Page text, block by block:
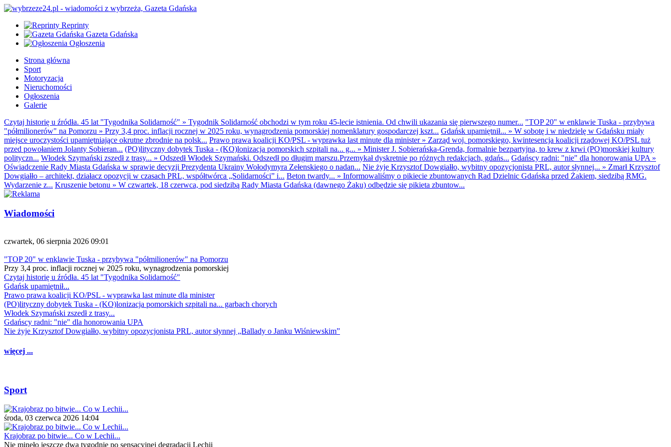
Reprinty
Gazeta Gdańska
Ogłoszenia
Strona główna
Sport
Motoryzacja
Nieruchomości
Ogłoszenia
Galerie
Czytaj historię u źródła. 45 lat "Tygodnika Solidarność" » Tygodnik Solidarność obchodzi w tym roku 45-lecie istnienia. Od chwili ukazania się pierwszego numer... "TOP 20" w enklawie Tuska - przybywa
"półmilionerów" na Pomorzu » Przy 3,4 proc. inflacji rocznej w 2025 roku, wynagrodzenia pomorskiej nomenklatury gospodarczej kszt... Gdańsk upamiętnił... » W sobotę i w niedzielę w Gdańsku miały
miejsce uroczystości upamiętniające okrutne zbrodnie na polsk... Prawo prawa koalicji KO/PSL - wyprawka last minute dla minister» Zarząd woj. pomorskiego, kwintesencja koalicji rządowej KO/PSL tuż
przed powołaniem Jolanty Sobieran... (PO)lityczny dobytek Tuska - (KO)lonizacja pomorskich szpitali na... g... » Minister J. Sobierańska-Grenda, formalnie bezpartyjna, to krew z krwi (PO)morskiej kultury
polityczn... Włodek Szymański zszedł z trasy... » Odszedł Włodek Szymański. Odszedł po długim marszu.Przemykał dyskretnie po różnych redakcjach, gdańs... Gdańscy radni: "nie" dla honorowania UPA »
Oświadczenie Rady Miasta Gdańska w sprawie decyzji Prezydenta Ukrainy Wołodymyra Zełenskiego o nadan... Nie żyje Krzysztof Dowgiałło, wybitny opozycjonista PRL, autor słynnej... » Zmarł Krzysztof
Dowgiałło – architekt, działacz opozycji w czasach PRL, współtwórca „Solidarności” i... Beton twardy... » Informowaliśmy o pikiecie zbuntowanych Rad Dzielnic Gdańska przed Żakiem, siedzibą RMG.
Wydarzenie z... Kruszenie betonu » W czwartek, 18 czerwca, pod siedzibą Rady Miasta Gdańska (dawnego Żaku) odbędzie się pikieta zbuntow...
Wiadomości
czwartek, 06 sierpnia 2026 09:01
"TOP 20" w enklawie Tuska - przybywa "półmilionerów" na Pomorzu
Przy 3,4 proc. inflacji rocznej w 2025 roku, wynagrodzenia pomorskiej
Czytaj historię u źródła. 45 lat "Tygodnika Solidarność"
Gdańsk upamiętnił...
Prawo prawa koalicji KO/PSL - wyprawka last minute dla minister
(PO)lityczny dobytek Tuska - (KO)lonizacja pomorskich szpitali na... garbach chorych
Włodek Szymański zszedł z trasy...
Gdańscy radni: "nie" dla honorowania UPA
Nie żyje Krzysztof Dowgiałło, wybitny opozycjonista PRL, autor słynnej „Ballady o Janku Wiśniewskim”
więcej ...
Sport
środa, 03 czerwca 2026 14:04
Krajobraz po bitwie... Co w Lechii...
Nie minęło jeszcze dwa tygodnie po sensacyjnej degradacji Lechii